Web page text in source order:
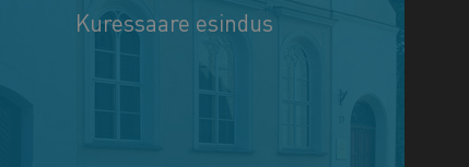
Kuressaare esindus